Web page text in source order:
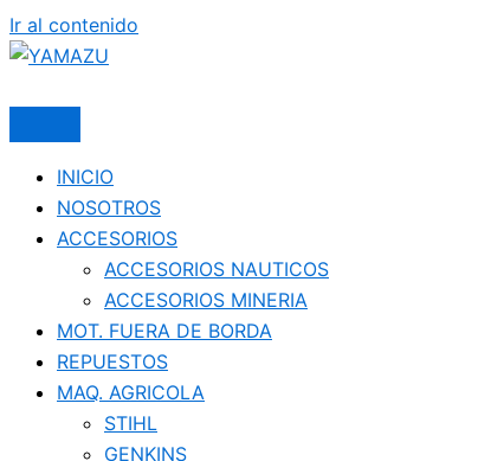
Ir al contenido
INICIO
NOSOTROS
ACCESORIOS
ACCESORIOS NAUTICOS
ACCESORIOS MINERIA
MOT. FUERA DE BORDA
REPUESTOS
MAQ. AGRICOLA
STIHL
GENKINS